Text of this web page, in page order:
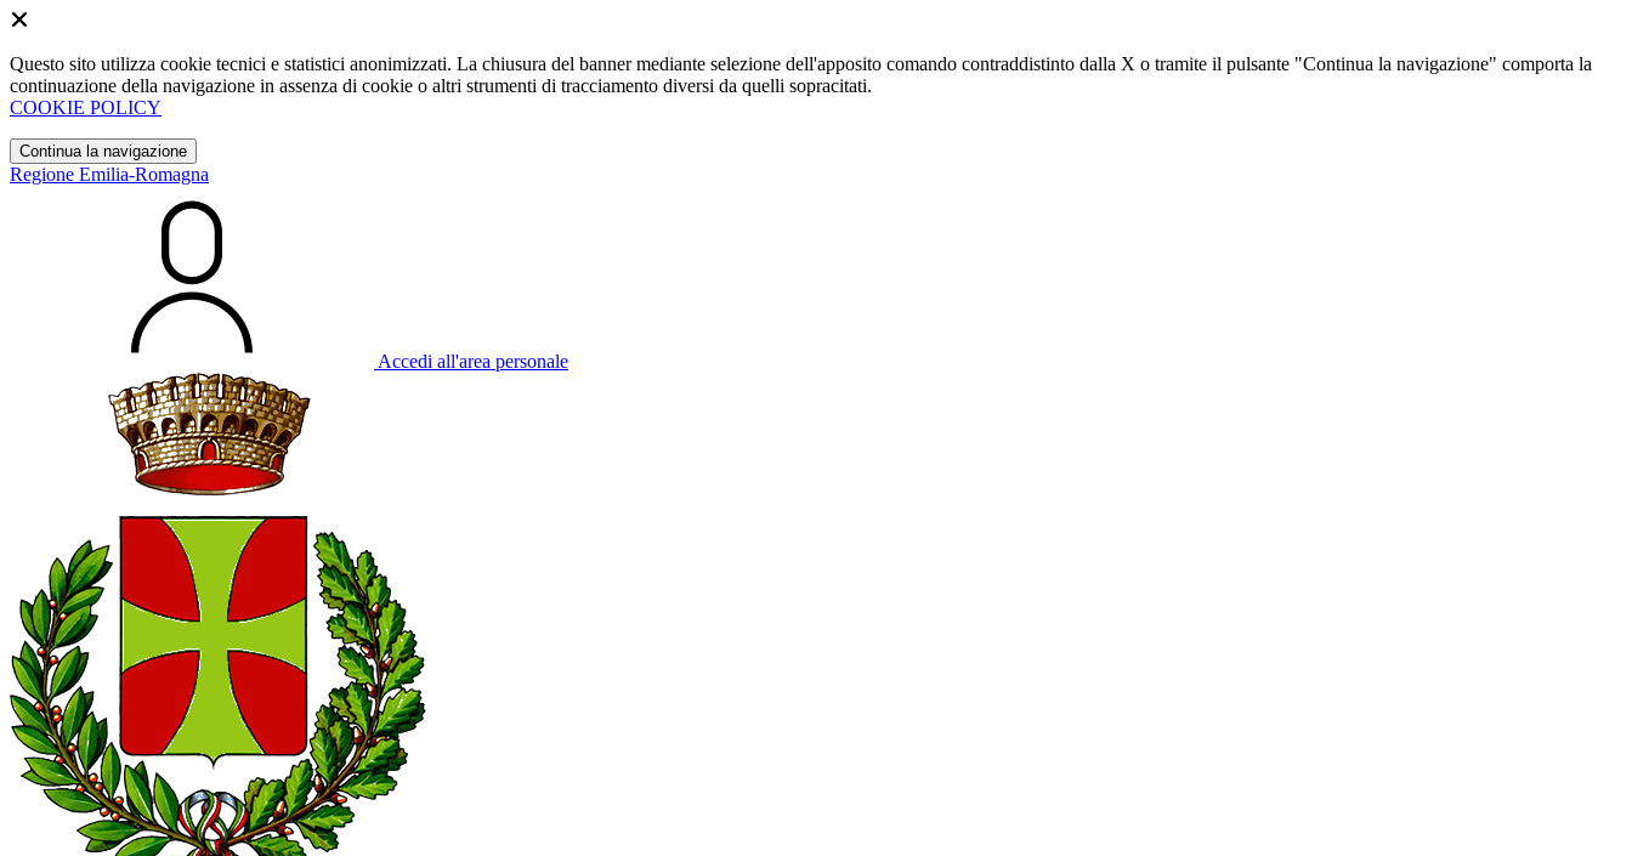
Questo sito utilizza cookie tecnici e statistici anonimizzati. La chiusura del banner mediante selezione dell'apposito comando contraddistinto dalla X o tramite il pulsante "Continua la navigazione" comporta la
continuazione della navigazione in assenza di cookie o altri strumenti di tracciamento diversi da quelli sopracitati.
COOKIE POLICY
Continua la navigazione
Regione Emilia-Romagna
Accedi all'area personale